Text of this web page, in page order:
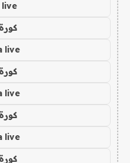
live
live
live
live